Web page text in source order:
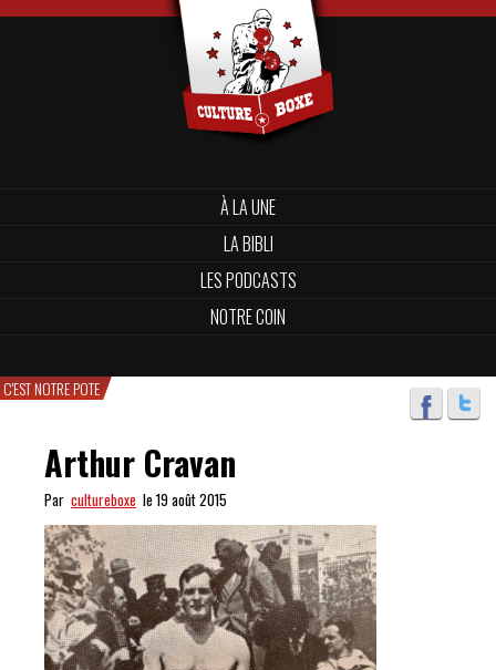
À LA UNE
LA BIBLI
LES PODCASTS
NOTRE COIN
C'EST NOTRE POTE
Arthur Cravan
Par cultureboxe le 19 août 2015